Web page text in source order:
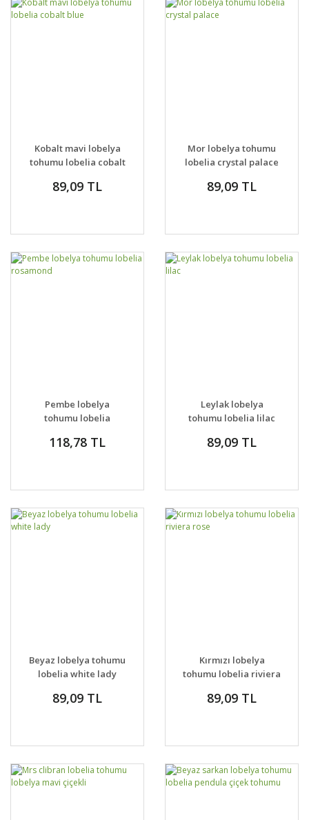
Kobalt mavi lobelya
tohumu lobelia cobalt
89,09 TL
Mor lobelya tohumu
lobelia crystal palace
89,09 TL
Pembe lobelya
tohumu lobelia
118,78 TL
Leylak lobelya
tohumu lobelia lilac
89,09 TL
Beyaz lobelya tohumu
lobelia white lady
89,09 TL
Kırmızı lobelya
tohumu lobelia riviera
89,09 TL